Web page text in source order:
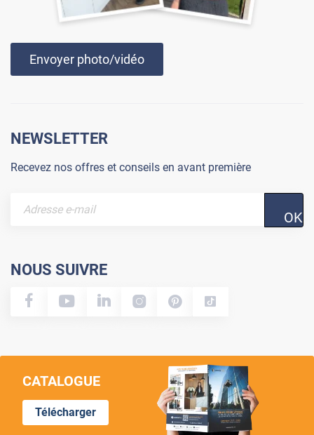
Envoyer photo/vidéo
NEWSLETTER
Recevez nos offres et conseils en avant première
OK
NOUS SUIVRE
CATALOGUE
Télécharger